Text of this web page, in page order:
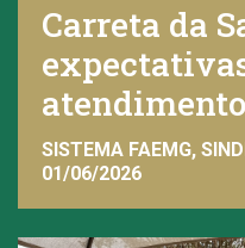
Carreta da
atendimento
SISTEMA FAEMG,
FAEMG
01/06/2026